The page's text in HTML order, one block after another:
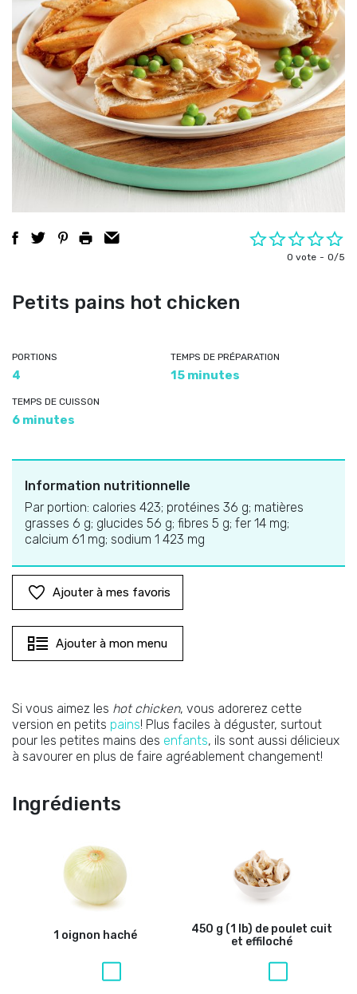
0 vote 0/5
Petits pains hot chicken
PORTIONS
4
TEMPS DE PRÉPARATION
15 minutes
TEMPS DE CUISSON
6 minutes
Information nutritionnelle
Par portion: calories 423; protéines 36 g; matières
grasses 6 g; glucides 56 g; fibres 5 g; fer 14 mg;
calcium 61 mg; sodium 1 423 mg
Ajouter à mes favoris
Ajouter à mon menu
Si vous aimez les hot chicken, vous adorerez cette
version en petits pains! Plus faciles à déguster, surtout
pour les petites mains des enfants, ils sont aussi délicieux
à savourer en plus de faire agréablement changement!
Ingrédients
1 oignon haché
450 g (1 lb) de poulet cuit
et effiloché